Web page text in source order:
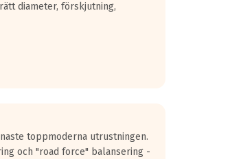
diameter, förskjutning,
toppmoderna utrustningen.
och "road force" balansering -